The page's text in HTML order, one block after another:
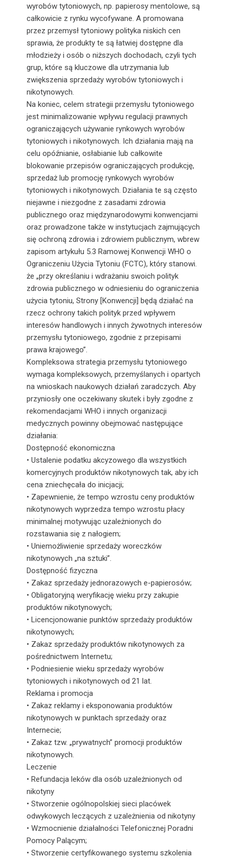
wyrobów tytoniowych, np. papierosy mentolowe, są
całkowicie z rynku wycofywane. A promowana
przez przemysł tytoniowy polityka niskich cen
sprawia, że produkty te są łatwiej dostępne dla
młodzieży i osób o niższych dochodach, czyli tych
grup, które są kluczowe dla utrzymania lub
zwiększenia sprzedaży wyrobów tytoniowych i
nikotynowych.
Na koniec, celem strategii przemysłu tytoniowego
jest minimalizowanie wpływu regulacji prawnych
ograniczających używanie rynkowych wyrobów
tytoniowych i nikotynowych. Ich działania mają na
celu opóźnianie, osłabianie lub całkowite
blokowanie przepisów ograniczających produkcję,
sprzedaż lub promocję rynkowych wyrobów
tytoniowych i nikotynowych. Działania te są często
niejawne i niezgodne z zasadami zdrowia
publicznego oraz międzynarodowymi konwencjami
oraz prowadzone także w instytucjach zajmujących
się ochroną zdrowia i zdrowiem publicznym, wbrew
zapisom artykułu 5.3 Ramowej Konwencji WHO o
Ograniczeniu Użycia Tytoniu (FCTC), który stanowi.
że „przy określaniu i wdrażaniu swoich polityk
zdrowia publicznego w odniesieniu do ograniczenia
użycia tytoniu, Strony [Konwencji] będą działać na
rzecz ochrony takich polityk przed wpływem
interesów handlowych i innych żywotnych interesów
przemysłu tytoniowego, zgodnie z przepisami
prawa krajowego”.
Kompleksowa strategia przemysłu tytoniowego
wymaga kompleksowych, przemyślanych i opartych
na wnioskach naukowych działań zaradczych. Aby
przyniosły one oczekiwany skutek i były zgodne z
rekomendacjami WHO i innych organizacji
medycznych powinny obejmować następujące
działania:
Dostępność ekonomiczna
• Ustalenie podatku akcyzowego dla wszystkich
komercyjnych produktów nikotynowych tak, aby ich
cena zniechęcała do inicjacji;
• Zapewnienie, że tempo wzrostu ceny produktów
nikotynowych wyprzedza tempo wzrostu płacy
minimalnej motywując uzależnionych do
rozstawania się z nałogiem;
• Uniemożliwienie sprzedaży woreczków
nikotynowych „na sztuki”.
Dostępność fizyczna
• Zakaz sprzedaży jednorazowych e-papierosów;
• Obligatoryjną weryfikację wieku przy zakupie
produktów nikotynowych;
• Licencjonowanie punktów sprzedaży produktów
nikotynowych;
• Zakaz sprzedaży produktów nikotynowych za
pośrednictwem Internetu;
• Podniesienie wieku sprzedaży wyrobów
tytoniowych i nikotynowych od 21 lat.
Reklama i promocja
• Zakaz reklamy i eksponowania produktów
nikotynowych w punktach sprzedaży oraz
Internecie;
• Zakaz tzw. „prywatnych” promocji produktów
nikotynowych.
Leczenie
• Refundacja leków dla osób uzależnionych od
nikotyny
• Stworzenie ogólnopolskiej sieci placówek
odwykowych leczących z uzależnienia od nikotyny
• Wzmocnienie działalności Telefonicznej Poradni
Pomocy Palącym;
• Stworzenie certyfikowanego systemu szkolenia